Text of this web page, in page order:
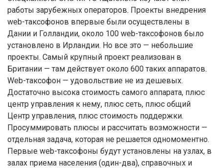
работы зарубежных операторов. Проекты внедрения
web-таксофонов впервые были осуществлены в
Дании и Голландии, около 100 web-таксофонов было
установлено в Ирландии. Но все это — небольшие
проекты. Cамый крупный проект реализован в
Британии — там действует около 600 таких аппаратов.
Web-таксофон — удовольствие не из дешевых.
Достаточно высока стоимость самого аппарата, плюс
центр управления к нему, плюс сеть, плюс общий
Центр управления, плюс стоимость поддержки.
Просуммировать плюсы и рассчитать возможности —
отдельная задача, которая не решается одномоментно.
Первые web-таксофоны будут установлены на узлах, в
залах приема населения (один-два), справочных и